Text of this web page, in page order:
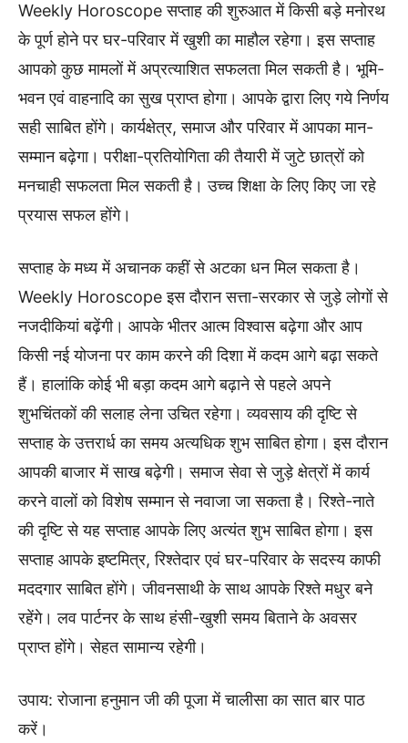
Weekly Horoscope सप्ताह की शुरुआत में किसी बड़े मनोरथ
के पूर्ण होने पर घर-परिवार में खुशी का माहौल रहेगा। इस सप्ताह
आपको कुछ मामलों में अप्रत्याशित सफलता मिल सकती है। भूमि-
भवन एवं वाहनादि का सुख प्राप्त होगा। आपके द्वारा लिए गये निर्णय
सही साबित होंगे। कार्यक्षेत्र, समाज और परिवार में आपका मान-
सम्मान बढ़ेगा। परीक्षा-प्रतियोगिता की तैयारी में जुटे छात्रों को
मनचाही सफलता मिल सकती है। उच्च शिक्षा के लिए किए जा रहे
प्रयास सफल होंगे।
सप्ताह के मध्य में अचानक कहीं से अटका धन मिल सकता है।
Weekly Horoscope इस दौरान सत्ता-सरकार से जुड़े लोगों से
नजदीकियां बढ़ेंगी। आपके भीतर आत्म विश्वास बढ़ेगा और आप
किसी नई योजना पर काम करने की दिशा में कदम आगे बढ़ा सकते
हैं। हालांकि कोई भी बड़ा कदम आगे बढ़ाने से पहले अपने
शुभचिंतकों की सलाह लेना उचित रहेगा। व्यवसाय की दृष्टि से
सप्ताह के उत्तरार्ध का समय अत्यधिक शुभ साबित होगा। इस दौरान
आपकी बाजार में साख बढ़ेगी। समाज सेवा से जुड़े क्षेत्रों में कार्य
करने वालों को विशेष सम्मान से नवाजा जा सकता है। रिश्ते-नाते
की दृष्टि से यह सप्ताह आपके लिए अत्यंत शुभ साबित होगा। इस
सप्ताह आपके इष्टमित्र, रिश्तेदार एवं घर-परिवार के सदस्य काफी
मददगार साबित होंगे। जीवनसाथी के साथ आपके रिश्ते मधुर बने
रहेंगे। लव पार्टनर के साथ हंसी-खुशी समय बिताने के अवसर
प्राप्त होंगे। सेहत सामान्य रहेगी।
उपाय: रोजाना हनुमान जी की पूजा में चालीसा का सात बार पाठ
करें।